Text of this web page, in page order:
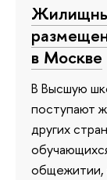
в Москве
В Высшую
поступают
других
общежитии,